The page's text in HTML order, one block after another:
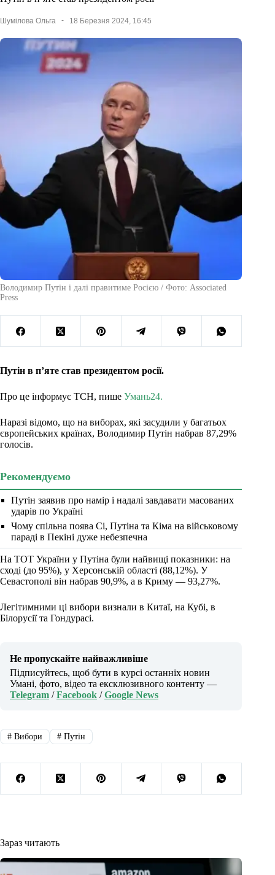
Шумілова Ольга 18 Березня 2024, 16:45
Володимир Путін і далі правитиме Росією / Фото: Associated
Press
Путін в п’яте став президентом росії.
Про це інформує ТСН, пише Умань24.
Наразі відомо, що на виборах, які засудили у багатьох
європейських країнах, Володимир Путін набрав 87,29%
голосів.
Рекомендуємо
Путін заявив про намір і надалі завдавати масованих
ударів по Україні
Чому спільна поява Сі, Путіна та Кіма на військовому
параді в Пекіні дуже небезпечна
На ТОТ України у Путіна були найвищі показники: на
сході (до 95%), у Херсонській області (88,12%). У
Севастополі він набрав 90,9%, а в Криму — 93,27%.
Легітимними ці вибори визнали в Китаї, на Кубі, в
Білорусії та Гондурасі.
Не пропускайте найважливіше
Підписуйтесь, щоб бути в курсі останніх новин
Умані, фото, відео та ексклюзивного контенту —
Telegram /Facebook /Google News
#Вибори #Путін
Зараз читають